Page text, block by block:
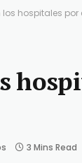
los hospitales
3 Mins Read